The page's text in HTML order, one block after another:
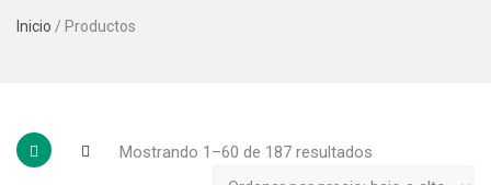
Inicio / Productos
Mostrando 1–60 de 187 resultados